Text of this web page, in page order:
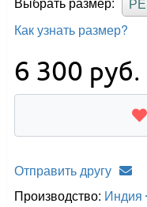
Как узнать размер?
6 300 руб.
Отправить другу
Производство: Индия